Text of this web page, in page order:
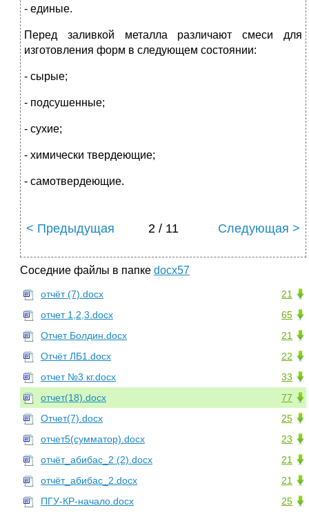
- единые.
Перед заливкой металла различают смеси для
изготовления форм в следующем состоянии:
- сырые;
- подсушенные;
- сухие;
- химически твердеющие;
- самотвердеющие.
< Предыдущая 2 / 11 Следующая >
Соседние файлы в папке docx57
21
отчёт (7).docx
65
отчет 1,2,3.docx
21
Отчет Болдин.docx
22
Отчёт ЛБ1.docx
33
отчет №3 кг.docx
77
отчет(18).docx
25
Отчет(7).docx
23
отчет5(сумматор).docx
21
отчёт_абибас_2 (2).docx
21
отчёт_абибас_2.docx
25
ПГУ-КР-начало.docx